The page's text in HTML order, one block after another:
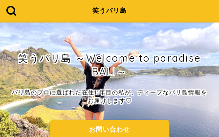
笑うバリ島
笑うバリ島 ～Welcome to paradise
BALI～
バリ島のプロに選ばれた在住11年目の私が、ディープなバリ島情報を
お届けします♡
お問い合わせ